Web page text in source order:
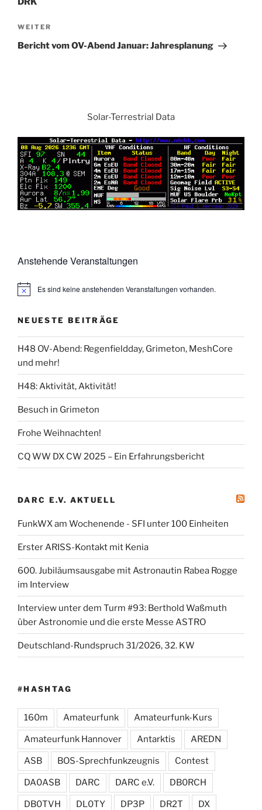
Nächster
Beitrag
WEITER
Bericht vom OV-Abend Januar: Jahresplanung
Solar-Terrestrial Data
Anstehende Veranstaltungen
Es sind keine anstehenden Veranstaltungen vorhanden.
NEUESTE BEITRÄGE
H48 OV-Abend: Regenfieldday, Grimeton, MeshCore
und mehr!
H48: Aktivität, Aktivität!
Besuch in Grimeton
Frohe Weihnachten!
CQ WW DX CW 2025 – Ein Erfahrungsbericht
DARC E.V. AKTUELL
FunkWX am Wochenende - SFI unter 100 Einheiten
Erster ARISS-Kontakt mit Kenia
600. Jubiläumsausgabe mit Astronautin Rabea Rogge
im Interview
Interview unter dem Turm #93: Berthold Waßmuth
über Astronomie und die erste Messe ASTRO
Deutschland-Rundspruch 31/2026, 32. KW
#HASHTAG
160m Amateurfunk Amateurfunk-Kurs
Amateurfunk Hannover Antarktis AREDN
ASB BOS-Sprechfunkzeugnis Contest
DA0ASB DARC DARC e.V. DB0RCH
DB0TVH DL0TY DP3P DR2T DX